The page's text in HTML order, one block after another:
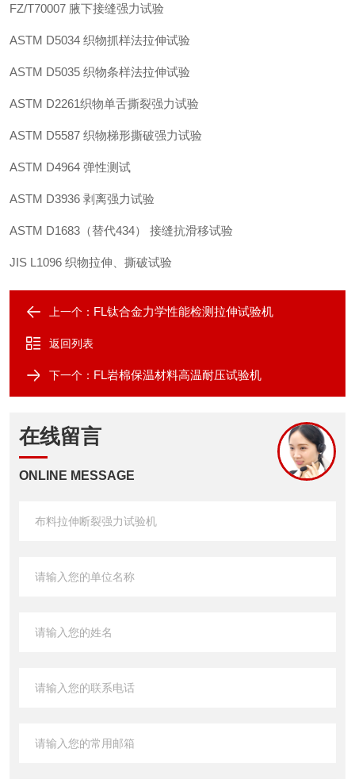
FZ/T70007 腋下接缝强力试验
ASTM D5034 织物抓样法拉伸试验
ASTM D5035 织物条样法拉伸试验
ASTM D2261织物单舌撕裂强力试验
ASTM D5587 织物梯形撕破强力试验
ASTM D4964 弹性测试
ASTM D3936 剥离强力试验
ASTM D1683 （替代434） 接缝抗滑移试验
JIS L1096 织物拉伸、撕破试验
上一个： FL钛合金力学性能检测拉伸试验机
返回列表
下一个： FL岩棉保温材料高温耐压试验机
在线留言
ONLINE MESSAGE